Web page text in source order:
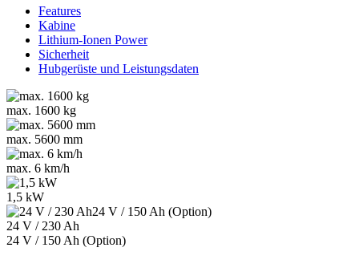
Features
Kabine
Lithium-Ionen Power
Sicherheit
Hubgerüste und Leistungsdaten
max. 1600 kg
max. 5600 mm
max. 6 km/h
1,5 kW
24 V / 230 Ah
24 V / 150 Ah (Option)